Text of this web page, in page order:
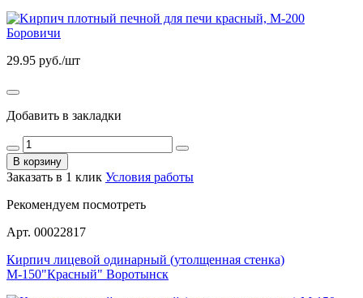
29.95 руб./шт
Добавить в закладки
В корзину
Заказать в 1 клик Условия работы
Рекомендуем посмотреть
Арт. 00022817
Кирпич лицевой одинарный (утолщенная стенка)
М-150"Красный" Воротынск